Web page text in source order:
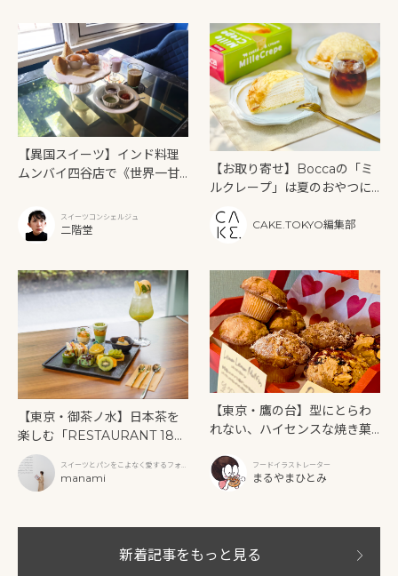
【異国スイーツ】インド料理
ムンバイ四谷店で《世界一甘
ー》を味わうスイーツコンシェルジュ
二階堂
【お取り寄せ】Boccaの「ミ
ルクレープ」は夏のおやつに
CAKE.TOKYO編集部
【東京・御茶ノ水】日本茶を
楽しむ「RESTAURANT 189
9 OCHANOMIZU」の抹茶ア
フタヌーンティーと新作クリ
ームソーダ
スイーツとパンをこよなく愛するフォト
グラファー
manami
【東京・鷹の台】型にとらわ
れない、ハイセンスな焼き菓
フードイラストレーター
まるやまひとみ
新着記事をもっと見る